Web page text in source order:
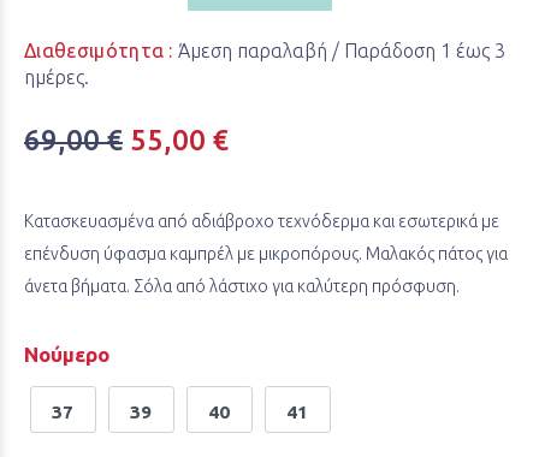
Διαθεσιμότητα : Άμεση παραλαβή / Παράδoση 1 έως 3
ημέρες.
69,00 € 55,00 €
Κατασκευασμένα από αδιάβροχο τεχνόδερμα και εσωτερικά με
επένδυση ύφασμα καμπρέλ με μικροπόρους. Μαλακός πάτος για
άνετα βήματα. Σόλα από λάστιχο για καλύτερη πρόσφυση.
Νούμερο
37 39 40 41